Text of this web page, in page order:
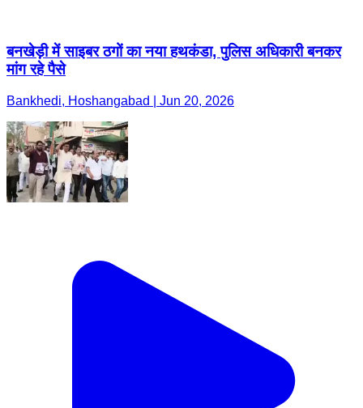
बनखेड़ी में साइबर ठगों का नया हथकंडा, पुलिस अधिकारी बनकर
मांग रहे पैसे
Bankhedi, Hoshangabad | Jun 20, 2026